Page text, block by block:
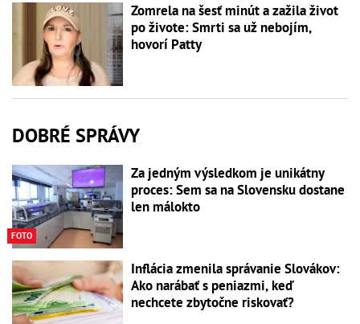
Zomrela na šesť minút a zažila život
po živote: Smrti sa už nebojím,
hovorí Patty
DOBRÉ SPRÁVY
FOTO
Za jedným výsledkom je unikátny
proces: Sem sa na Slovensku dostane
len málokto
Inflácia zmenila správanie Slovákov:
Ako narábať s peniazmi, keď
nechcete zbytočne riskovať?